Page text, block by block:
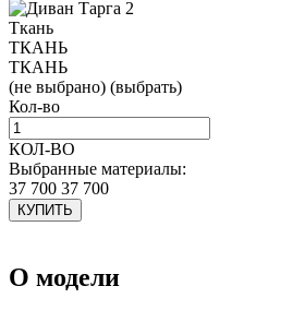
Ткань
ТКАНЬ
ТКАНЬ
(не выбрано) (выбрать)
Кол-во
КОЛ-ВО
Выбранные материалы:
37 700 37 700
КУПИТЬ
О модели